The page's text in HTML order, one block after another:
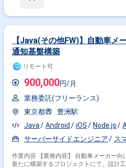
対応
【Java(その他FW)】自動車メ
通知基盤構築
リモート可
900,000円/月
業務委託(フリーランス)
東京都
豊洲駅
Java
Android iOS Node.js
サーバーサイドエンジニア
ス
作業内容 【業務内容】 自動車メーカー
新たに構築するプロジェクトにて、設計